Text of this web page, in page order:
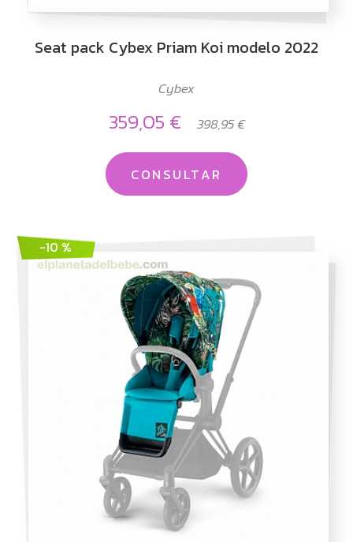
Seat pack Cybex Priam Koi modelo 2022
Cybex
359,05 € 398,95 €
CONSULTAR
-10 %